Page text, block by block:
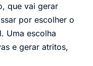
que vai gerar
por escolher o
Uma escolha
e gerar atritos,